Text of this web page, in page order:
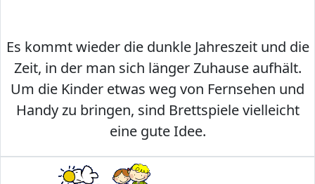
Es kommt wieder die dunkle Jahreszeit und die
Zeit, in der man sich länger Zuhause aufhält.
Um die Kinder etwas weg von Fernsehen und
Handy zu bringen, sind Brettspiele vielleicht
eine gute Idee.